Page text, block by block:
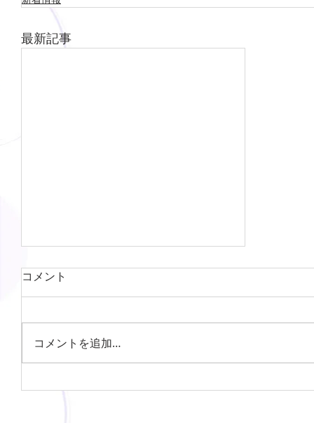
最新記事
コメント
コメントを追加…